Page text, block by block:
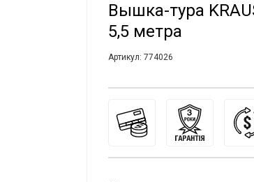
Вышка-тура
5,5 метра
Артикул: 774026